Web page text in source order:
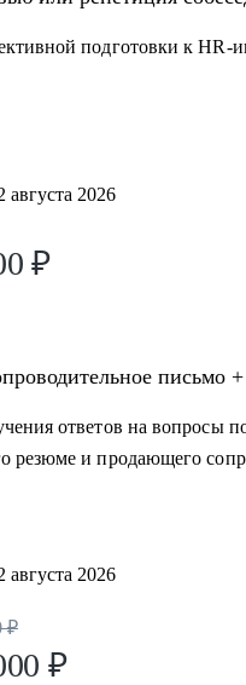
и профессионалам
любых
подготовки к HR-
августа 2026
₽
письмо
ответов на вопросы
резюме и продающего
августа 2026
₽
₽